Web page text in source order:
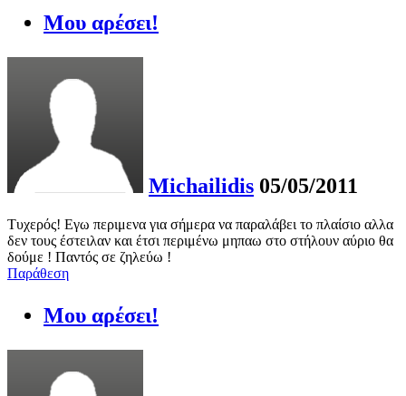
Μου αρέσει!
Michailidis 05/05/2011
Τυχερός! Εγω περιμενα για σήμερα να παραλάβει το πλαίσιο αλλα
δεν τους έστειλαν και έτσι περιμένω μηπαω στο στήλουν αύριο θα
δούμε ! Παντός σε ζηλεύω !
Παράθεση
Μου αρέσει!